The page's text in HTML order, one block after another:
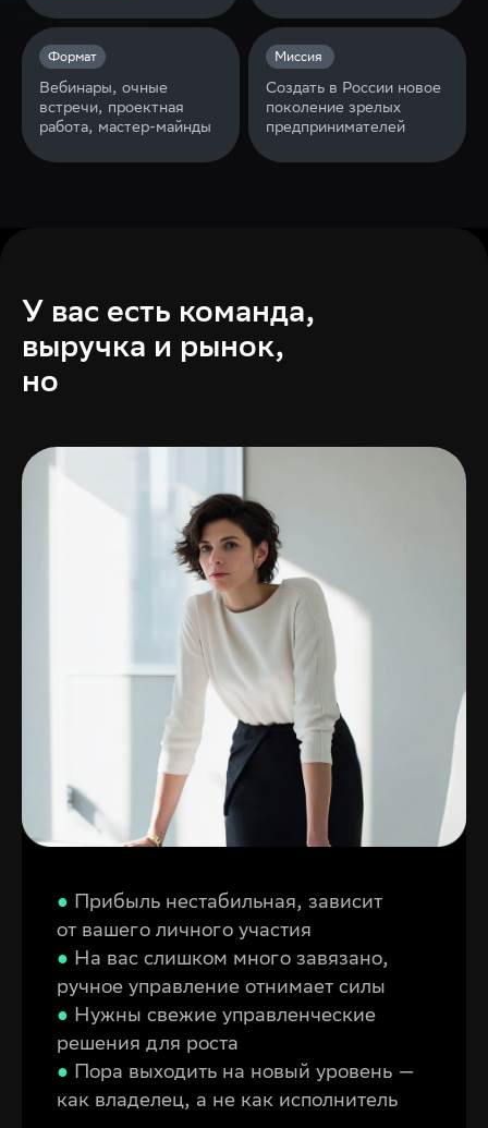
Формат
Вебинары, очные
встречи, проектная
работа, мастер-майнды
Миссия
Создать в России новое
поколение зрелых
предпринимателей
У вас есть команда,
выручка и рынок,
но
● Прибыль нестабильная, зависит
от вашего личного участия
● На вас слишком много завязано,
ручное управление отнимает силы
● Нужны свежие управленческие
решения для роста
● Пора выходить на новый уровень —
как владелец, а не как исполнитель